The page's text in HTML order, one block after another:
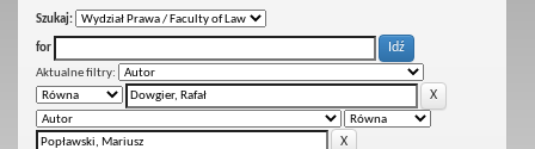
Szukaj:
for
Aktualne filtry: